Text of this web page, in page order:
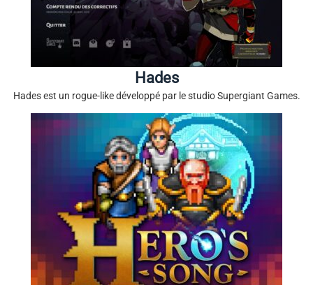
Hades
Hades est un rogue-like développé par le studio Supergiant Games.